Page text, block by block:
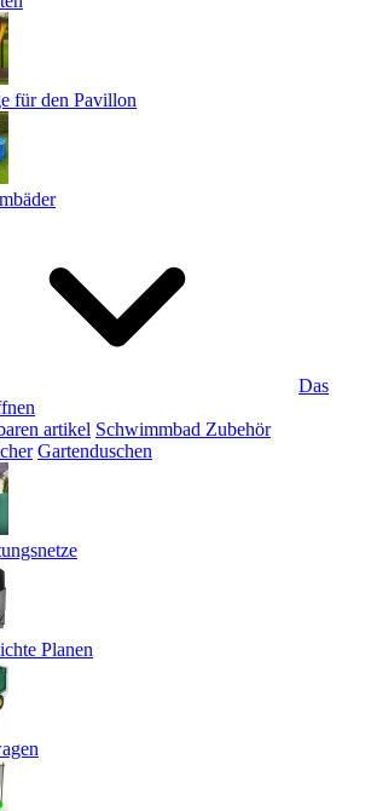
für den Pavillon
Das
artikel Schwimmbad Zubehör
Gartenduschen
Planen